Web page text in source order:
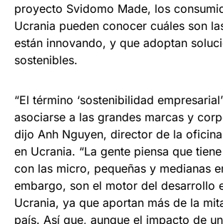
proyecto Svidomo Made, los
Ucrania pueden conocer cuáles son
están innovando, y que adoptan
sostenibles.
“El término ‘sostenibilidad
asociarse a las grandes marcas y
dijo Anh Nguyen, director de la
en Ucrania. “La gente piensa que
con las micro, pequeñas y medianas
embargo, son el motor del desarrollo
Ucrania, ya que aportan más de la
país. Así que, aunque el impacto de